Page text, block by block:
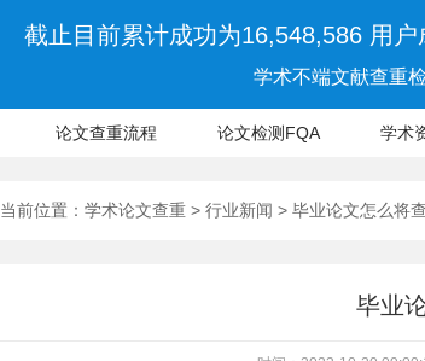
截止目前累计成功为16,548,586 用户
学术不端文献查重
论文查重流程 论文检测FQA 学术
当前位置： 学术论文查重 > 行业新闻 > 毕业论文怎么将
毕业